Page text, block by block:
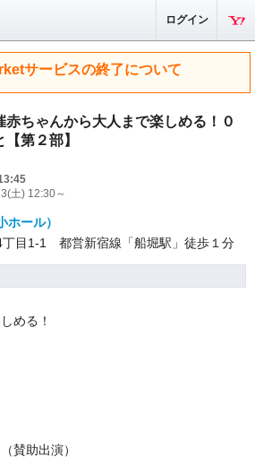
ログイン
サービスの終了について
ちゃんから大人まで楽しめる！０
第２部】
土) 12:30～
ホール）
丁目1-1 都営新宿線「船堀駅」徒歩１分
める！
賛助出演）